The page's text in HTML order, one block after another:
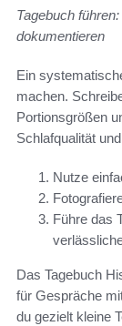
Tagebuch
dokumentieren
Ein
machen.
Portionsgrößen
Schlafqualität
Nutze
Führe das
Das Tagebuch
für Gespräche
du gezielt kleine